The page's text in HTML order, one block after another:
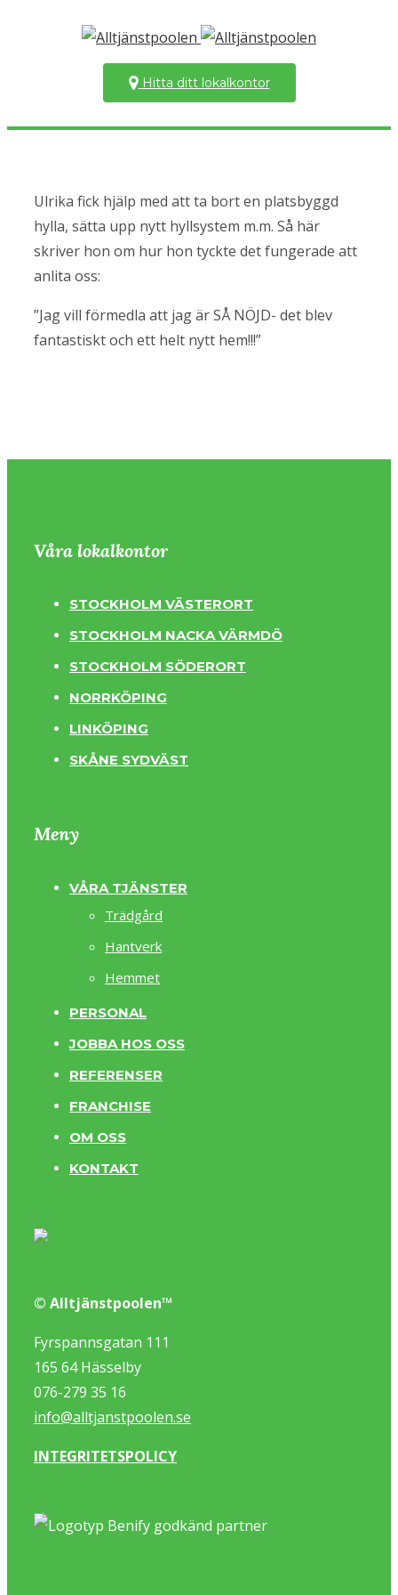
Hitta ditt lokalkontor
Ulrika fick hjälp med att ta bort en platsbyggd
hylla, sätta upp nytt hyllsystem m.m. Så här
skriver hon om hur hon tyckte det fungerade att
anlita oss:
”Jag vill förmedla att jag är SÅ NÖJD- det blev
fantastiskt och ett helt nytt hem!!!”
Våra lokalkontor
STOCKHOLM VÄSTERORT
STOCKHOLM NACKA VÄRMDÖ
STOCKHOLM SÖDERORT
NORRKÖPING
LINKÖPING
SKÅNE SYDVÄST
Meny
VÅRA TJÄNSTER
Trädgård
Hantverk
Hemmet
PERSONAL
JOBBA HOS OSS
REFERENSER
FRANCHISE
OM OSS
KONTAKT
© Alltjänstpoolen™
Fyrspannsgatan 111
165 64 Hässelby
076-279 35 16
info@alltjanstpoolen.se
INTEGRITETSPOLICY